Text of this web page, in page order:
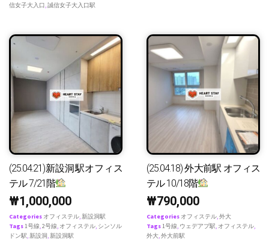
信女子大入口 誠信女子大入口駅
(25.04.21)新設洞駅オフィス
テル 7/21階
₩1,000,000
Categories オフィステル,新設洞駅
Tags1号線,2号線, オフィステル, シンソル
ドン駅,新設洞,新設洞駅
(25.04.18) 外大前駅 オフィス
テル 10/18階
₩790,000
Categories オフィステル,外大
Tags1号線, ウェデアプ駅, オフィステル,
外大,外大前駅